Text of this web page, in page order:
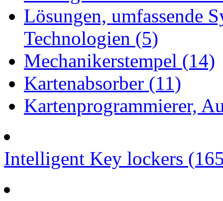
Lösungen, umfassende
Technologien (5)
Mechanikerstempel (14)
Kartenabsorber (11)
Kartenprogrammierer,
Intelligent Key lockers